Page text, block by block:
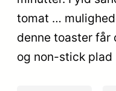
tomat …
denne toaster får
og non-stick